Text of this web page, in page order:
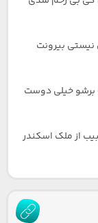
بیرونت
برشو خیلی دوست
از ملک اسکندر